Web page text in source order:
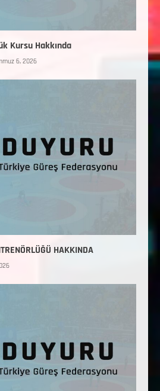
Kursu Hakkında
6, 2026
HAKKINDA